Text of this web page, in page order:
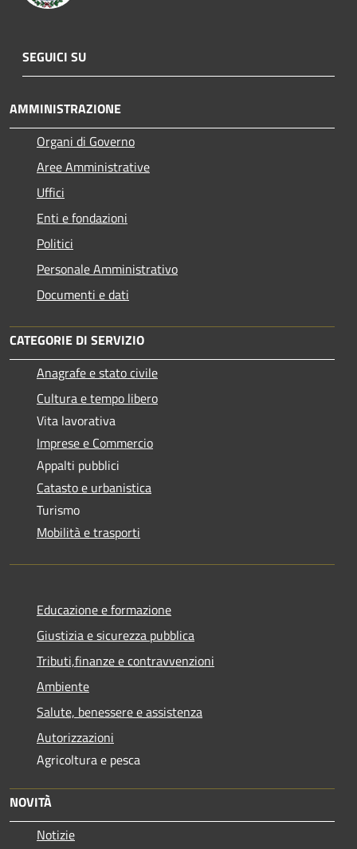
SEGUICI SU
AMMINISTRAZIONE
Organi di Governo
Aree Amministrative
Uffici
Enti e fondazioni
Politici
Personale Amministrativo
Documenti e dati
CATEGORIE DI SERVIZIO
Anagrafe e stato civile
Cultura e tempo libero
Vita lavorativa
Imprese e Commercio
Appalti pubblici
Catasto e urbanistica
Turismo
Mobilità e trasporti
Educazione e formazione
Giustizia e sicurezza pubblica
Tributi,finanze e contravvenzioni
Ambiente
Salute, benessere e assistenza
Autorizzazioni
Agricoltura e pesca
NOVITÀ
Notizie